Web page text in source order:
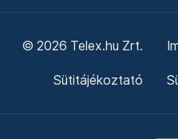
© 2026 Telex.hu Zrt.
Sütitájékoztató